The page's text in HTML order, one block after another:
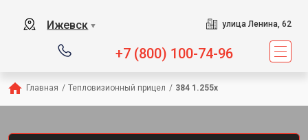
Ижевск ▼ улица Ленина, 62
+7 (800) 100-74-96
Главная / Тепловизионный прицел / 384 1.255х